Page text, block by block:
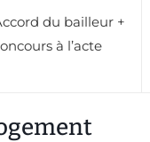
du bailleur +
à l’acte